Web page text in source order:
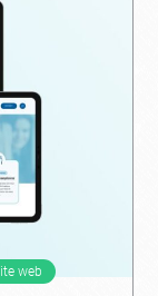
web